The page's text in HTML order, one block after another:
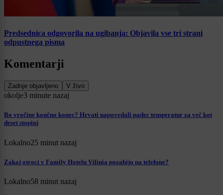
Predsednica odgovorila na ugibanja: Objavila vse tri strani
odpustnega pisma
Komentarji
Zadnje objavljeno V živo
okolje3 minute nazaj
Bo vročine končno konec? Hrvati napovedali padec temperatur za več kot
deset stopinj
Lokalno25 minut nazaj
Zakaj otroci v Family Hotelu Vilinia pozabijo na telefone?
Lokalno58 minut nazaj